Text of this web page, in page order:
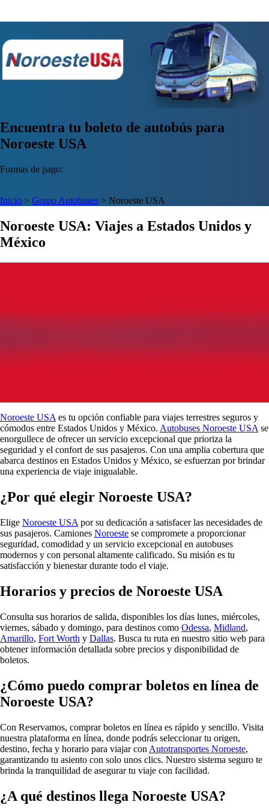
Encuentra tu boleto de autobús para
Noroeste USA
Formas de pago:
Inicio > Grupo Autobuses > Noroeste USA
Noroeste USA: Viajes a Estados Unidos y
México
Noroeste USA es tu opción confiable para viajes terrestres seguros y
cómodos entre Estados Unidos y México. Autobuses Noroeste USA se
enorgullece de ofrecer un servicio excepcional que prioriza la
seguridad y el confort de sus pasajeros. Con una amplia cobertura que
abarca destinos en Estados Unidos y México, se esfuerzan por brindar
una experiencia de viaje inigualable.
¿Por qué elegir Noroeste USA?
Elige Noroeste USA por su dedicación a satisfacer las necesidades de
sus pasajeros. Camiones Noroeste se compromete a proporcionar
seguridad, comodidad y un servicio excepcional en autobuses
modernos y con personal altamente calificado. Su misión es tu
satisfacción y bienestar durante todo el viaje.
Horarios y precios de Noroeste USA
Consulta sus horarios de salida, disponibles los días lunes, miércoles,
viernes, sábado y domingo, para destinos como Odessa, Midland,
Amarillo, Fort Worth y Dallas. Busca tu ruta en nuestro sitio web para
obtener información detallada sobre precios y disponibilidad de
boletos.
¿Cómo puedo comprar boletos en línea de
Noroeste USA?
Con Reservamos, comprar boletos en línea es rápido y sencillo. Visita
nuestra plataforma en línea, donde podrás seleccionar tu origen,
destino, fecha y horario para viajar con Autotransportes Noroeste,
garantizando tu asiento con solo unos clics. Nuestro sistema seguro te
brinda la tranquilidad de asegurar tu viaje con facilidad.
¿A qué destinos llega Noroeste USA?